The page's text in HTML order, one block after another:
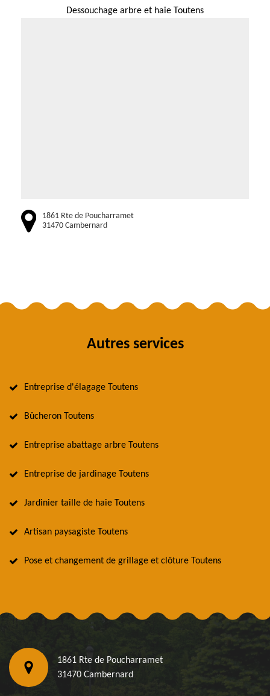
Dessouchage arbre et haie Toutens
1861 Rte de Poucharramet
31470 Cambernard
Autres services
Entreprise d'élagage Toutens
Bûcheron Toutens
Entreprise abattage arbre Toutens
Entreprise de jardinage Toutens
Jardinier taille de haie Toutens
Artisan paysagiste Toutens
Pose et changement de grillage et clôture Toutens
1861 Rte de Poucharramet
31470 Cambernard